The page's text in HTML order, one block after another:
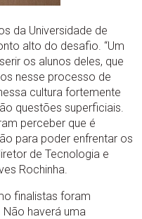
da Universidade de
alto do desafio. “Um
os alunos deles, que
nesse processo de
cultura fortemente
questões superficiais.
perceber que é
para poder enfrentar os
de Tecnologia e
Rochinha.
finalistas foram
haverá uma